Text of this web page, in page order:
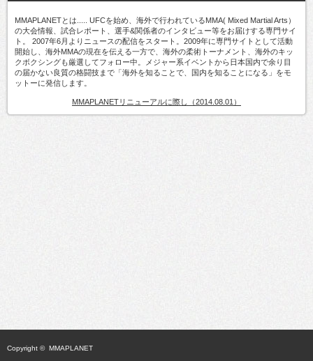
MMAPLANETとは..... UFCを始め、海外で行われているMMA( Mixed Martial Arts）
の大会情報、試合レポート、選手&関係者のインタビュー等をお届けする専門サイ
ト。 2007年6月よりニュースの配信をスタート。2009年に専門サイトとして活動
開始し、海外MMAの現在を伝える一方で、海外の柔術トーナメント、海外のキッ
クボクシングも厳選してフォロー中。メジャー系イベントから日本国内で余り目
の届かない良質の格闘技まで「海外を知ることで、国内を知ることになる」をモ
ットーに発信します。
MMAPLANETリニューアルに際し（2014.08.01）
Copyright © MMAPLANET